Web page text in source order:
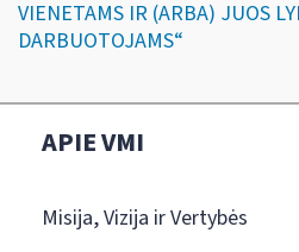
VIENETAMS IR (ARBA) JUOS
DARBUOTOJAMS“
APIE VMI
Misija, Vizija ir Vertybės